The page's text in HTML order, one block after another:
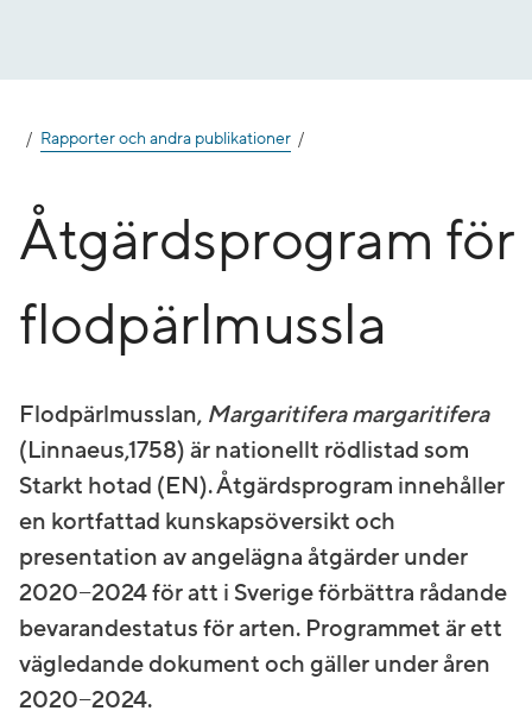
Rapporter och andra publikationer
Åtgärdsprogram för
flodpärlmussla
Flodpärlmusslan, Margaritifera margaritifera
(Linnaeus,1758) är nationellt rödlistad som
Starkt hotad (EN). Åtgärdsprogram innehåller
en kortfattad kunskapsöversikt och
presentation av angelägna åtgärder under
2020−2024 för att i Sverige förbättra rådande
bevarandestatus för arten. Programmet är ett
vägledande dokument och gäller under åren
2020−2024.